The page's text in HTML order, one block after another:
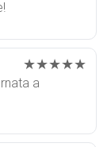
★★★★★
a